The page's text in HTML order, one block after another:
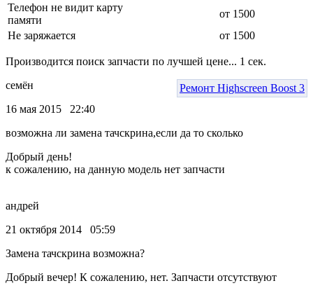
Телефон не видит карту
памяти
от 1500
Не заряжается
от 1500
Производится поиск запчасти по лучшей цене... 1 сек.
Ремонт Highscreen Boost 3
семён
16 мая 2015 22:40
возможна ли замена тачскрина,если да то сколько
Добрый день!
к сожалению, на данную модель нет запчасти
андрей
21 октября 2014 05:59
Замена тачскрина возможна?
Добрый вечер! К сожалению, нет. Запчасти отсутствуют